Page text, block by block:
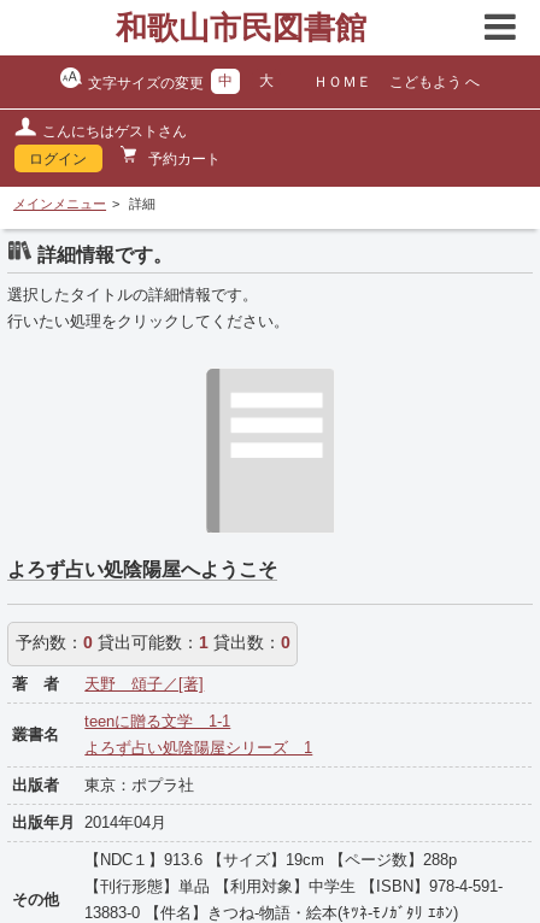
和歌山市民図書館
文字サイズの変更 中 大 ＨＯＭＥ こどもよう へ
こんにちはゲストさん
ログイン
予約カート
メインメニュー 詳細
詳細情報です。
選択したタイトルの詳細情報です。
行いたい処理をクリックしてください。
よろず占い処陰陽屋へようこそ
予約数： 0貸出可能数： 1貸出数： 0
著 者 天野 頌子／[著]
叢書名
teenに贈る文学 1-1
よろず占い処陰陽屋シリーズ 1
出版者 東京：ポプラ社
出版年月 2014年04月
その他
【NDC１】913.6 【サイズ】19cm 【ページ数】288p
【刊行形態】単品 【利用対象】中学生 【ISBN】978-4-591-
13883-0 【件名】きつね-物語・絵本(ｷﾂﾈ-ﾓﾉｶﾞﾀﾘ ｴﾎﾝ)